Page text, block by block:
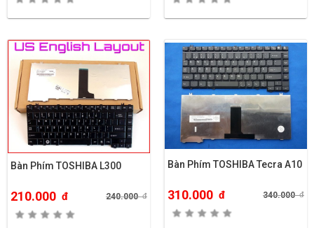
Bàn Phím TOSHIBA L300
210.000 đ 240.000đ
Bàn Phím TOSHIBA Tecra A10
310.000 đ 340.000đ